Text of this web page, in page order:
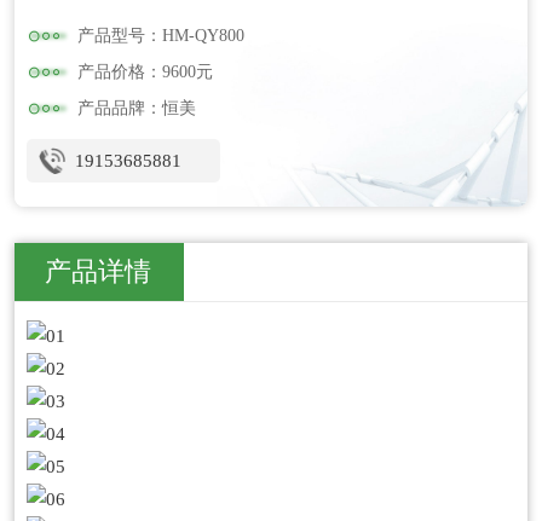
产品型号：HM-QY800
产品价格：9600元
产品品牌：恒美
19153685881
产品详情